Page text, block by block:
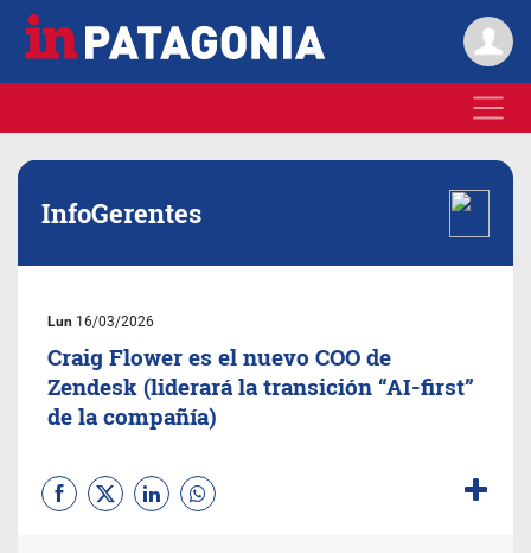
InfoGerentes
Lun 16/03/2026
Craig Flower es el nuevo COO de
Zendesk (liderará la transición “AI-first”
de la compañía)